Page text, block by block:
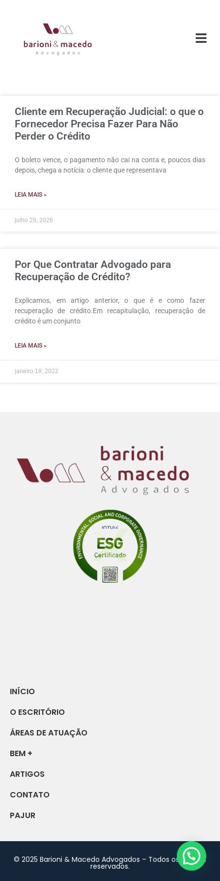
Cliente em Recuperação Judicial: o que o
Fornecedor Precisa Fazer Para Não
Perder o Crédito
O boleto vence, o pagamento não cai na conta e, poucos dias
depois, chega a notícia: o cliente que representava
LEIA MAIS »
julho 29, 2026
Por Que Contratar Advogado para
Recuperação de Crédito?
Explicamos, em artigo anterior, o que é e como fazer
recuperação de crédito.Em recapitulação, recuperação de
crédito é um conjunto
LEIA MAIS »
janeiro 18, 2022
INÍCIO
O ESCRITÓRIO
ÁREAS DE ATUAÇÃO
BEM +
ARTIGOS
CONTATO
PAJUR
© 2025 Barioni & Macedo Advogados – Todos os direitos
reservados.